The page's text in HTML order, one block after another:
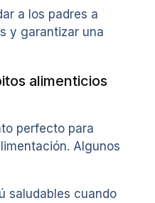
a los padres a
y garantizar una
alimenticios
perfecto para
Algunos
saludables cuando